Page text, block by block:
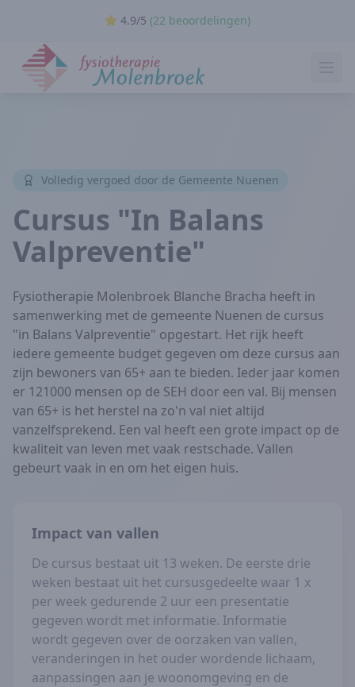
4.9/5 (22 beoordelingen)
Volledig vergoed door de Gemeente Nuenen
Cursus "In Balans
Valpreventie"
Fysiotherapie Molenbroek Blanche Bracha heeft in
samenwerking met de gemeente Nuenen de cursus
"in Balans Valpreventie" opgestart. Het rijk heeft
iedere gemeente budget gegeven om deze cursus aan
zijn bewoners van 65+ aan te bieden. Ieder jaar komen
er 121000 mensen op de SEH door een val. Bij mensen
van 65+ is het herstel na zo'n val niet altijd
vanzelfsprekend. Een val heeft een grote impact op de
kwaliteit van leven met vaak restschade. Vallen
gebeurt vaak in en om het eigen huis.
Impact van vallen
De cursus bestaat uit 13 weken. De eerste drie
weken bestaat uit het cursusgedeelte waar 1 x
per week gedurende 2 uur een presentatie
gegeven wordt met informatie. Informatie
wordt gegeven over de oorzaken van vallen,
veranderingen in het ouder wordende lichaam,
aanpassingen aan je woonomgeving en de